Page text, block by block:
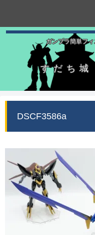
ガンプラ簡単フ
すだち
DSCF3586a